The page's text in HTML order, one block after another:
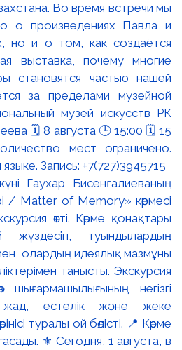
Во время встречи мы
о произведениях Павла и
но и о том, как создаётся
выставка, почему многие
становятся частью нашей
за пределами музейной
музей искусств РК
🗓 8 августа 🕒 15:00 🗓 15
мест ограничено.
Запись: +7(727)3945715